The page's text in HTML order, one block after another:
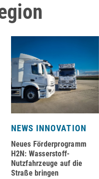
NEWS INNOVATION
Neues Förderprogramm
H2N: Wasserstoff-
Nutzfahrzeuge auf die
Straße bringen